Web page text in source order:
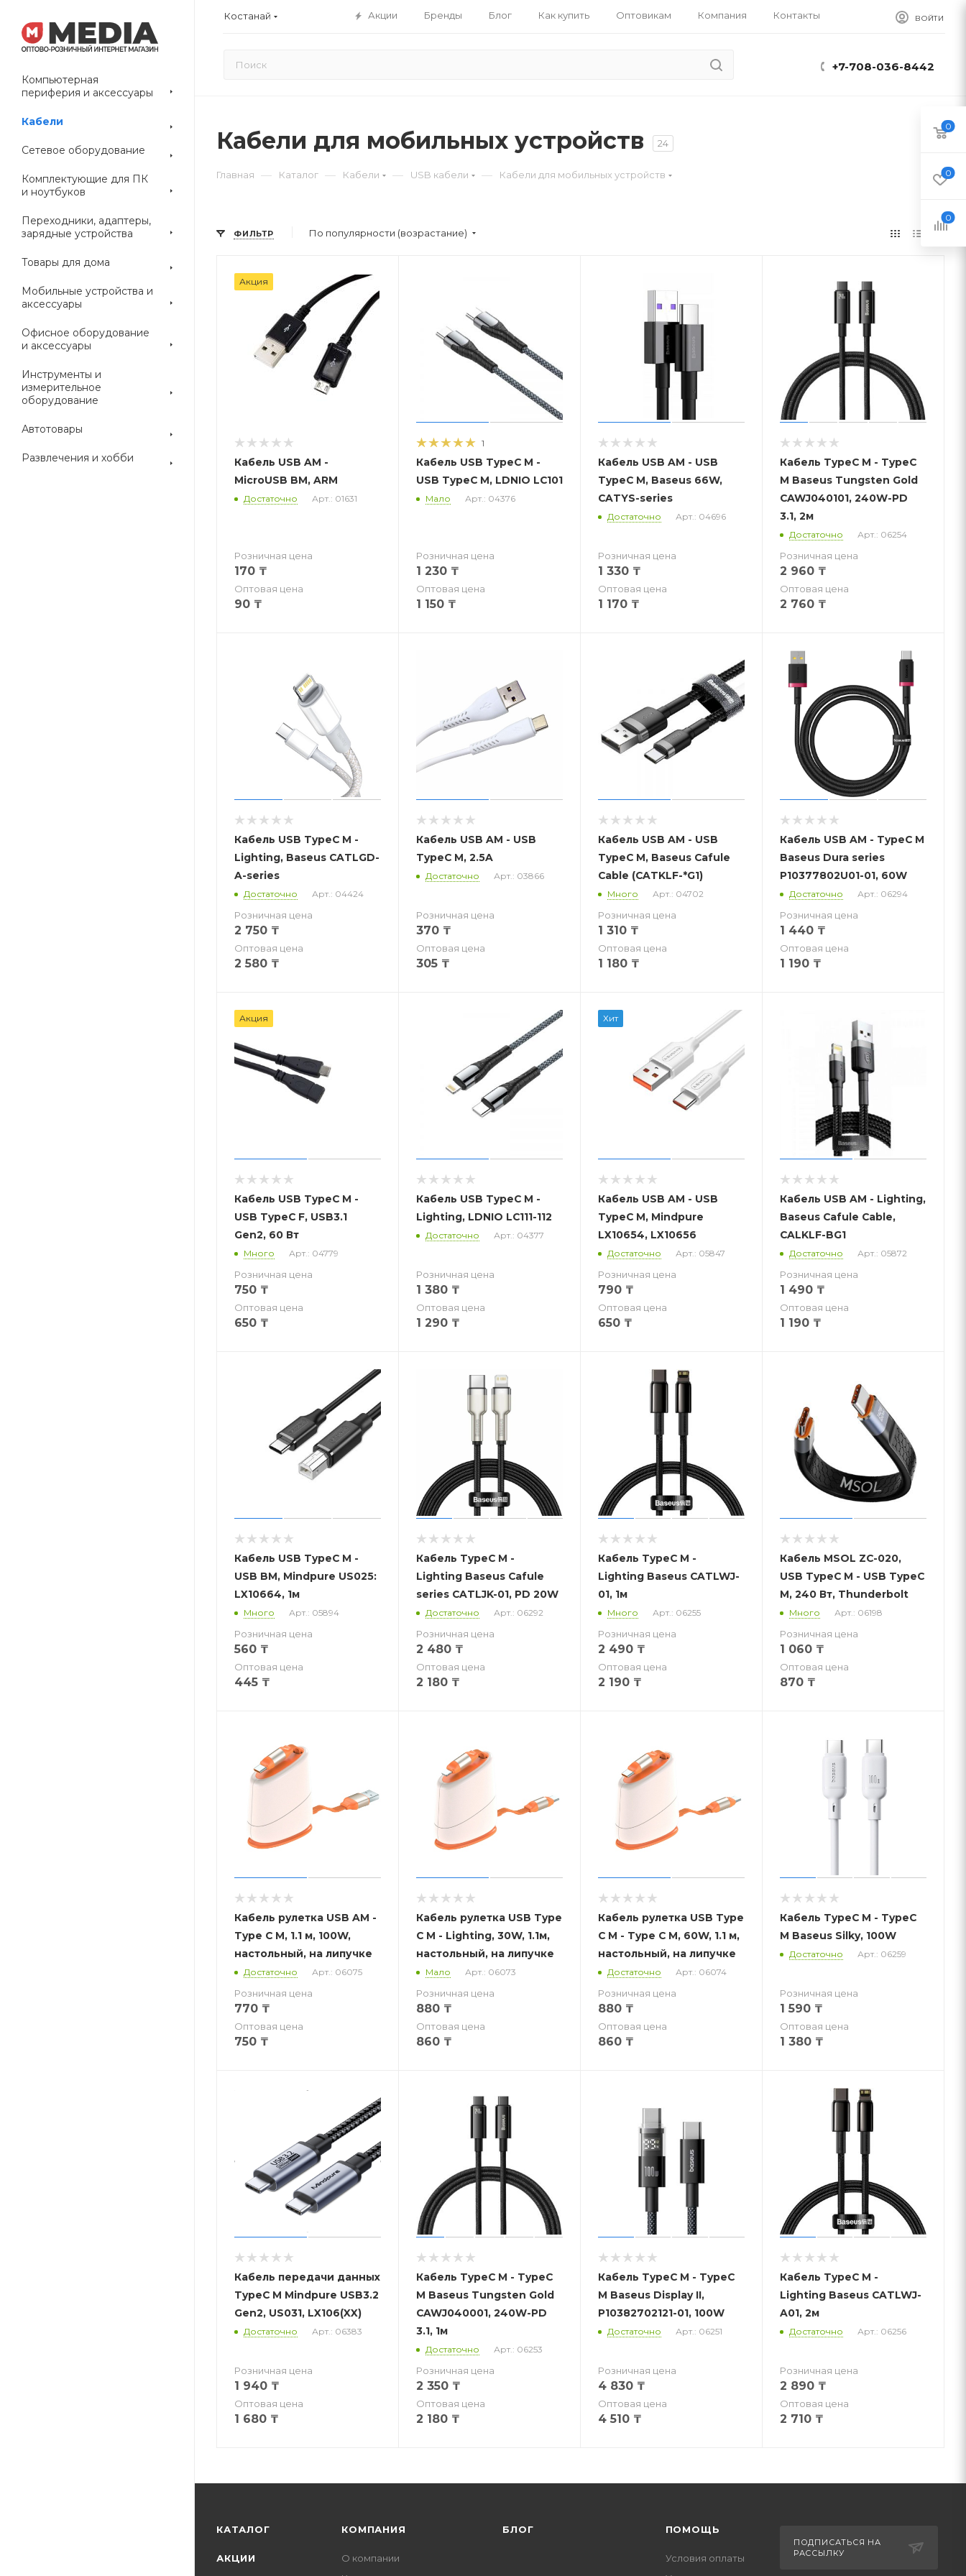
Костанай Акции Бренды Блог Как купить Оптовикам Компания Контакты ВОЙТИ
+7-708-036-8442
Компьютерная
периферия и аксессуары
Кабели
Сетевое оборудование
Комплектующие для ПК
и ноутбуков
Переходники, адаптеры,
зарядные устройства
Товары для дома
Мобильные устройства и
аксессуары
Офисное оборудование
и аксессуары
Инструменты и
измерительное
оборудование
Автотовары
Развлечения и хобби
Кабели для мобильных устройств 24
Главная — Каталог — Кабели — USB кабели — Кабели для мобильных устройств
ФИЛЬТР По популярности (возрастание)
Акция
Кабель USB AM -
MicroUSB BM, ARM
Достаточно Арт.: 01631
Розничная цена
170 ₸
Оптовая цена
90 ₸
1
Кабель USB TypeC M -
USB TypeC M, LDNIO LC101
Мало Арт.: 04376
Розничная цена
1 230 ₸
Оптовая цена
1 150 ₸
Кабель USB AM - USB
TypeC M, Baseus 66W,
CATYS-series
Достаточно Арт.: 04696
Розничная цена
1 330 ₸
Оптовая цена
1 170 ₸
Кабель TypeC M - TypeC
M Baseus Tungsten Gold
CAWJ040101, 240W-PD
3.1, 2м
Достаточно Арт.: 06254
Розничная цена
2 960 ₸
Оптовая цена
2 760 ₸
Кабель USB TypeC M -
Lighting, Baseus CATLGD-
A-series
Достаточно Арт.: 04424
Розничная цена
2 750 ₸
Оптовая цена
2 580 ₸
Кабель USB AM - USB
TypeC M, 2.5A
Достаточно Арт.: 03866
Розничная цена
370 ₸
Оптовая цена
305 ₸
Кабель USB AM - USB
TypeC M, Baseus Cafule
Cable (CATKLF-*G1)
Много Арт.: 04702
Розничная цена
1 310 ₸
Оптовая цена
1 180 ₸
Кабель USB AM - TypeC M
Baseus Dura series
P10377802U01-01, 60W
Достаточно Арт.: 06294
Розничная цена
1 440 ₸
Оптовая цена
1 190 ₸
Акция
Кабель USB TypeC M -
USB TypeC F, USB3.1
Gen2, 60 Вт
Много Арт.: 04779
Розничная цена
750 ₸
Оптовая цена
650 ₸
Кабель USB TypeC M -
Lighting, LDNIO LC111-112
Достаточно Арт.: 04377
Розничная цена
1 380 ₸
Оптовая цена
1 290 ₸
Хит
Кабель USB AM - USB
TypeC M, Mindpure
LX10654, LX10656
Достаточно Арт.: 05847
Розничная цена
790 ₸
Оптовая цена
650 ₸
Кабель USB AM - Lighting,
Baseus Cafule Cable,
CALKLF-BG1
Достаточно Арт.: 05872
Розничная цена
1 490 ₸
Оптовая цена
1 190 ₸
Кабель USB TypeC M -
USB BM, Mindpure US025:
LX10664, 1м
Много Арт.: 05894
Розничная цена
560 ₸
Оптовая цена
445 ₸
Кабель TypeC M -
Lighting Baseus Cafule
series CATLJK-01, PD 20W
Достаточно Арт.: 06292
Розничная цена
2 480 ₸
Оптовая цена
2 180 ₸
Кабель TypeC M -
Lighting Baseus CATLWJ-
01, 1м
Много Арт.: 06255
Розничная цена
2 490 ₸
Оптовая цена
2 190 ₸
Кабель MSOL ZC-020,
USB TypeC M - USB TypeC
M, 240 Вт, Thunderbolt
Много Арт.: 06198
Розничная цена
1 060 ₸
Оптовая цена
870 ₸
Кабель рулетка USB AM -
Type C M, 1.1 м, 100W,
настольный, на липучке
Достаточно Арт.: 06075
Розничная цена
770 ₸
Оптовая цена
750 ₸
Кабель рулетка USB Type
C M - Lighting, 30W, 1.1м,
настольный, на липучке
Мало Арт.: 06073
Розничная цена
880 ₸
Оптовая цена
860 ₸
Кабель рулетка USB Type
C M - Type C M, 60W, 1.1 м,
настольный, на липучке
Достаточно Арт.: 06074
Розничная цена
880 ₸
Оптовая цена
860 ₸
Кабель TypeC M - TypeC
M Baseus Silky, 100W
Достаточно Арт.: 06259
Розничная цена
1 590 ₸
Оптовая цена
1 380 ₸
Кабель передачи данных
TypeC M Mindpure USB3.2
Gen2, US031, LX106(XX)
Достаточно Арт.: 06383
Розничная цена
1 940 ₸
Оптовая цена
1 680 ₸
Кабель TypeC M - TypeC
M Baseus Tungsten Gold
CAWJ040001, 240W-PD
3.1, 1м
Достаточно Арт.: 06253
Розничная цена
2 350 ₸
Оптовая цена
2 180 ₸
Кабель TypeC M - TypeC
M Baseus Display II,
P10382702121-01, 100W
Достаточно Арт.: 06251
Розничная цена
4 830 ₸
Оптовая цена
4 510 ₸
Кабель TypeC M -
Lighting Baseus CATLWJ-
A01, 2м
Достаточно Арт.: 06256
Розничная цена
2 890 ₸
Оптовая цена
2 710 ₸
КАТАЛОГ
АКЦИИ
КОМПАНИЯ
О компании
БЛОГ ПОМОЩЬ
Условия оплаты
ПОДПИСАТЬСЯ НА
РАССЫЛКУ
0
0
0